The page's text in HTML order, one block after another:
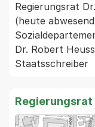
Regierungsrat
(heute
Dr. Robert
Regierungsrat